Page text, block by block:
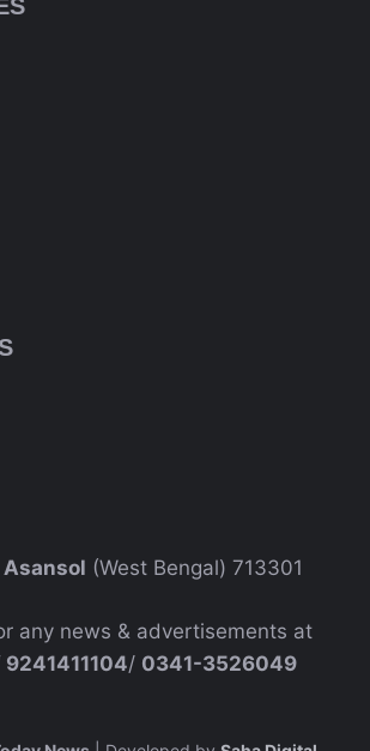
Asansol (West Bengal) 713301
any news & advertisements at
9241411104/ 0341-3526049